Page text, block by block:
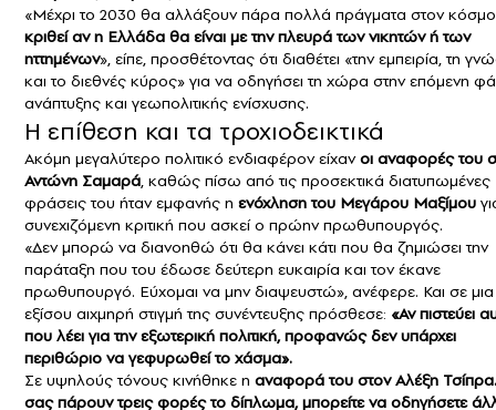
«Μέχρι το 2030 θα αλλάξουν πάρα πολλά πράγματα στον κόσμο
κριθεί αν η Ελλάδα θα είναι με την πλευρά των νικητών ή των
ηττημένων», είπε, προσθέτοντας ότι διαθέτει «την εμπειρία, τη
και το διεθνές κύρος» για να οδηγήσει τη χώρα στην επόμενη
ανάπτυξης και γεωπολιτικής ενίσχυσης.
Η επίθεση και τα τροχιοδεικτικά
Ακόμη μεγαλύτερο πολιτικό ενδιαφέρον είχανοι αναφορές του
Αντώνη Σαμαρά, καθώς πίσω από τις προσεκτικά διατυπωμένες
φράσεις του ήταν εμφανής η ενόχληση του Μεγάρου Μαξίμου
συνεχιζόμενη κριτική που ασκεί ο πρώην πρωθυπουργός.
«Δεν μπορώ να διανοηθώ ότι θα κάνει κάτι που θα ζημιώσει την
παράταξη που του έδωσε δεύτερη ευκαιρία και τον έκανε
πρωθυπουργό. Εύχομαι να μην διαψευστώ», ανέφερε. Και σε μια
εξίσου αιχμηρή στιγμή της συνέντευξης πρόσθεσε: «Αν πιστεύει
που λέει για την εξωτερική πολιτική, προφανώς δεν υπάρχει
περιθώριο να γεφυρωθεί το χάσμα».
Σε υψηλούς τόνους κινήθηκε η αναφορά του στον Αλέξη
σας πάρουν τρεις φορές το δίπλωμα, μπορείτε να οδηγήσετε